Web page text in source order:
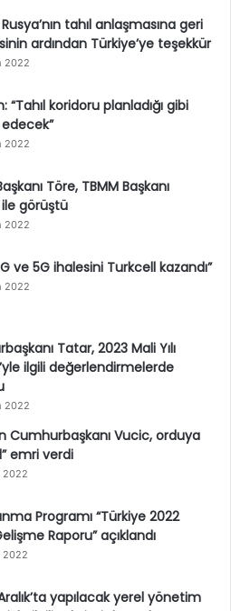
tahıl anlaşmasına geri
ardından Türkiye’ye teşekkür
2022
“Tahıl koridoru planladığı gibi
2022
Töre, TBMM Başkanı
görüştü
2022
ve 5G ihalesini Turkcell kazandı”
2022
Tatar, 2023 Mali Yılı
ilgili değerlendirmelerde
2022
Cumhurbaşkanı Vucic, orduya
emri verdi
2022
Programı “Türkiye 2022
Raporu” açıklandı
2022
yapılacak yerel yönetim